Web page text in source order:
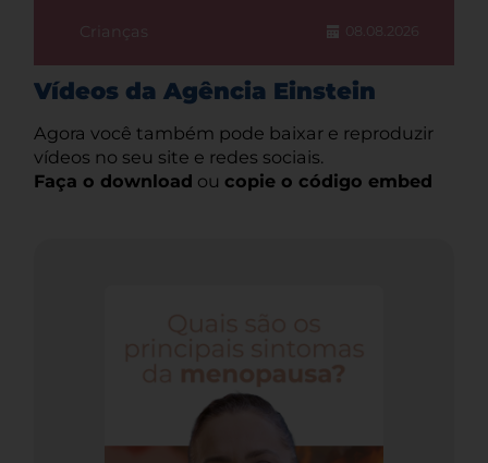
Crianças 08.08.2026
Vídeos da Agência Einstein
Agora você também pode baixar e reproduzir
vídeos no seu site e redes sociais.
Faça o download ou copie o código embed